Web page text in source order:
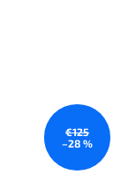
€125
–28 %